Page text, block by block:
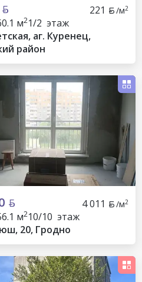
221 /м2
м21/2 этаж
аг. Куренец,
район
4 011 /м2
м210/10 этаж
20, Гродно